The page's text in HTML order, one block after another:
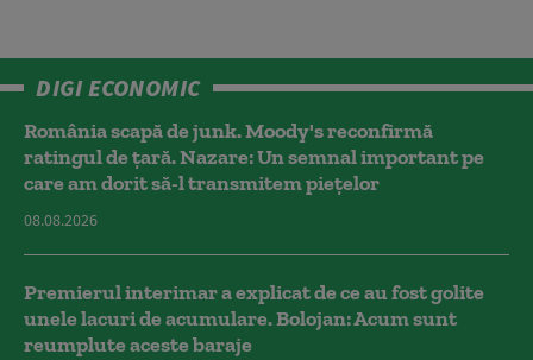
DIGI ECONOMIC
România scapă de junk. Moody's reconfirmă
ratingul de țară. Nazare: Un semnal important pe
care am dorit să-l transmitem piețelor
08.08.2026
Premierul interimar a explicat de ce au fost golite
unele lacuri de acumulare. Bolojan: Acum sunt
reumplute aceste baraje